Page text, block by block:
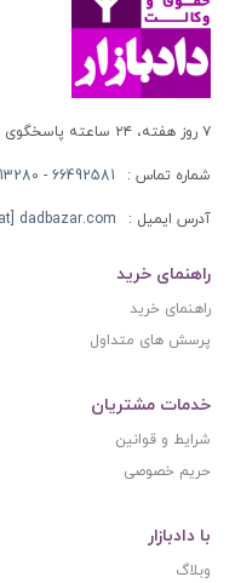
۷ روز هفته، ۲۴ ساعته پاسخگوی شما هستیم
شماره تماس : 66492581 - 66413280 (021)
آدرس ایمیل : dadbazar.com
راهنمای خرید
راهنمای خرید
پرسش های متداول
خدمات مشتریان
شرایط و قوانین
حریم خصوصی
با دادبازار
وبلاگ